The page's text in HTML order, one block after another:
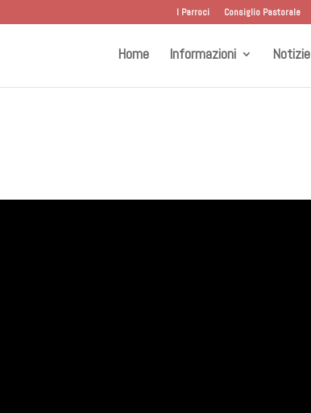
I Parroci Consiglio Pastorale
Home Informazioni Notizie